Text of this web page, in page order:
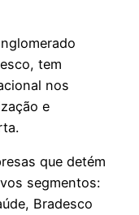
tem
nos
e
que detém
segmentos:
Bradesco